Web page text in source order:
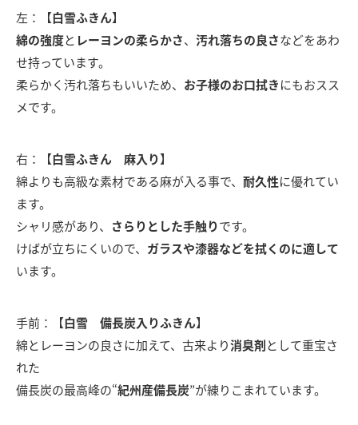
左：【白雪ふきん】
綿の強度と レーヨンの柔らかさ、 汚れ落ちの良さなどをあわ
せ持っています。
柔らかく汚れ落ちもいいため、 お子様のお口拭きにもおスス
メです。
右：【白雪ふきん 麻入り】
綿よりも高級な素材である麻が入る事で、 耐久性に優れてい
ます。
シャリ感があり、 さらりとした手触りです。
けばが立ちにくいので、 ガラスや漆器などを拭くのに適して
います。
手前：【白雪 備長炭入りふきん】
綿とレーヨンの良さに加えて、古来より消臭剤として重宝さ
れた
備長炭の最高峰の“紀州産備長炭”が練りこまれています。